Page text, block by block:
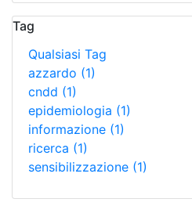
Tag
Qualsiasi Tag
azzardo (1)
cndd (1)
epidemiologia (1)
informazione (1)
ricerca (1)
sensibilizzazione (1)